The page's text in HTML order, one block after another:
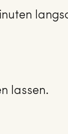
lassen.